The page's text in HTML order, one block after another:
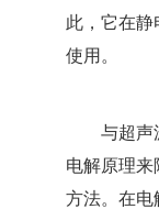
此，它在静
使用。
与超声
电解原理来
方法。在电